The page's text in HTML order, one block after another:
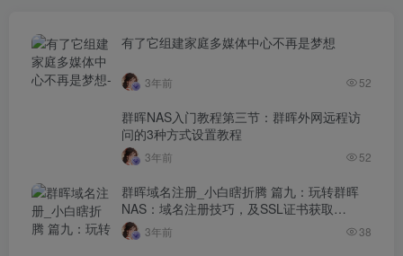
有了它组建家庭多媒体中心不再是梦想
3年前 52
群晖NAS入门教程第三节：群晖外网远程访
问的3种方式设置教程
3年前 52
群晖域名注册_小白瞎折腾 篇九：玩转群晖
NAS：域名注册技巧，及SSL证书获取…
3年前 38